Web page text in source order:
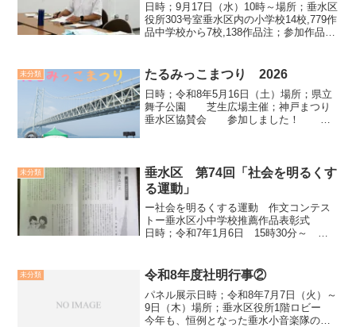
日時；9月17日（水）10時～場所；垂水区
役所303号室垂水区内の小学校14校,779作
品中学校から7校,138作品注；参加作品数
を応募して頂きました。有り難うござい
ま...
未分類 たるみっこまつり 2026
日時；令和8年5月16日（土）場所；県立
舞子公園 芝生広場主催；神戸まつり
垂水区協賛会 参加しました！ 垂
司会ブース垂水区更生保...
未分類
垂水区 第74回「社会を明るくす
る運動」
ー社会を明るくする運動 作文コンテス
トー垂水区小中学校推薦作品表彰式
日時；令和7年1月6日 15時30分～
小学校の部では、中野さんの推薦作文
「信じること」、中学...
未分類 令和8年度社明行事②
パネル展示日時；令和8年7月7日（火）～
9日（木）場所；垂水区役所1階ロビー
今年も、恒例となった垂水小音楽隊の演